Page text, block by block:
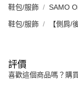
鞋包/服飾 SAMO
鞋包/服飾 【側肩/
評價
喜歡這個商品嗎？購